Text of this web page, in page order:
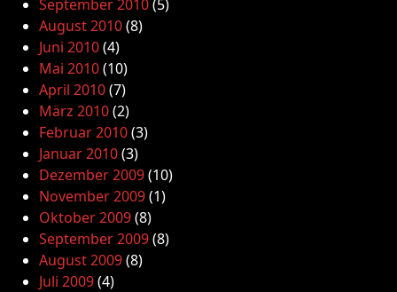
September 2010(5)
August 2010(8)
Juni 2010(4)
Mai 2010(10)
April 2010(7)
März 2010(2)
Februar 2010(3)
Januar 2010(3)
Dezember 2009(10)
November 2009(1)
Oktober 2009(8)
September 2009(8)
August 2009(8)
Juli 2009(4)